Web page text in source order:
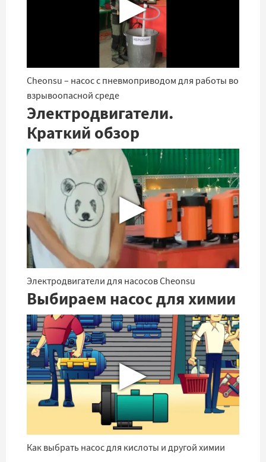
Cheonsu – насос с пневмоприводом для работы во
взрывоопасной среде
Электродвигатели.
Краткий обзор
▶
Электродвигатели для насосов Cheonsu
Выбираем насос для химии
▶
Как выбрать насос для кислоты и другой химии